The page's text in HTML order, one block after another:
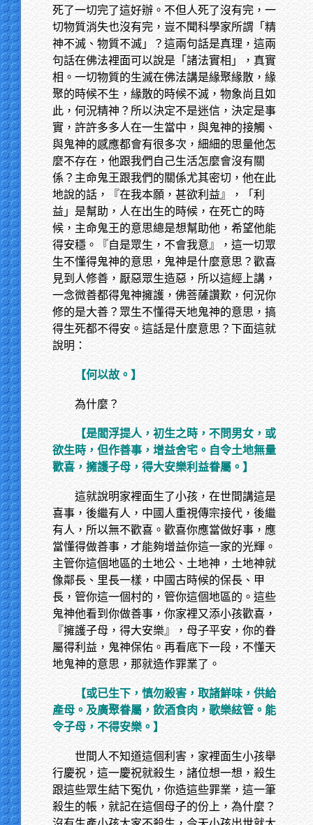
死了一切完了這好辦。不但人死了沒有完，一
切物質消失也沒有完，豈不聞科學家所謂「精
神不滅、物質不滅」？這兩句話是真理，這兩
句話在佛法裡面可以說是「諸法實相」，真實
相。一切物質的生滅在佛法講是緣聚緣散，緣
聚的時候不生，緣散的時候不滅，物象尚且如
此，何況精神？所以決定不是迷信，決定是事
實，許許多多人在一生當中，與鬼神的接觸、
與鬼神的感應都會有很多次，細細的思量他怎
麼不存在，他跟我們自己生活怎麼會沒有關
係？主命鬼王跟我們的關係尤其密切，他在此
地說的話，『在我本願，甚欲利益』，「利
益」是幫助，人在出生的時候，在死亡的時
候，主命鬼王的意思總是想幫助他，希望他能
得安穩。『自是眾生，不會我意』，這一切眾
生不懂得鬼神的意思，鬼神是什麼意思？歡喜
見到人修善，厭惡眾生造惡，所以這經上講，
一念微善都得鬼神擁護，佛菩薩讚歎，何況你
修的是大善？眾生不懂得天地鬼神的意思，搞
得生死都不得安。這話是什麼意思？下面這就
說明：
【何以故。】
為什麼？
【是閻浮提人，初生之時，不問男女，或
欲生時，但作善事，增益舍宅。自令土地無量
歡喜，擁護子母，得大安樂利益眷屬。】
這就說明家裡面生了小孩，在世間講這是
喜事，後繼有人，中國人重視傳宗接代，後繼
有人，所以無不歡喜。歡喜你應當做好事，應
當懂得做善事，才能夠增益你這一家的光輝。
主管你這個地區的土地公、土地神，土地神就
像鄰長、里長一樣，中國古時候的保長、甲
長，管你這一個村的，管你這個地區的。這些
鬼神他看到你做善事，你家裡又添小孩歡喜，
『擁護子母，得大安樂』，母子平安，你的眷
屬得利益，鬼神保佑。再看底下一段，不懂天
地鬼神的意思，那就造作罪業了。
【或已生下，慎勿殺害，取諸鮮味，供給
產母。及廣聚眷屬，飲酒食肉，歌樂絃管。能
令子母，不得安樂。】
世間人不知道這個利害，家裡面生小孩舉
行慶祝，這一慶祝就殺生，諸位想一想，殺生
跟這些眾生結下冤仇，你造這些罪業，這一筆
殺生的帳，就記在這個母子的份上，為什麼？